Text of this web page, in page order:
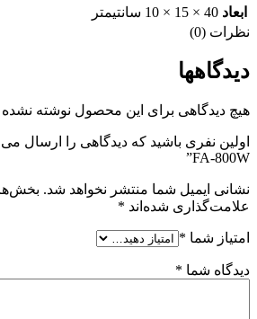
ابعاد 40 × 15 × 10 سانتیمتر
نظرات (0)
دیدگاهها
هیچ دیدگاهی برای این محصول نوشته
اولین نفری باشید که دیدگاهی را ارسال
FA-800W”
نشانی ایمیل شما منتشر نخواهد شد.
علامت‌گذاری شده‌اند *
امتیاز شما *
دیدگاه شما *